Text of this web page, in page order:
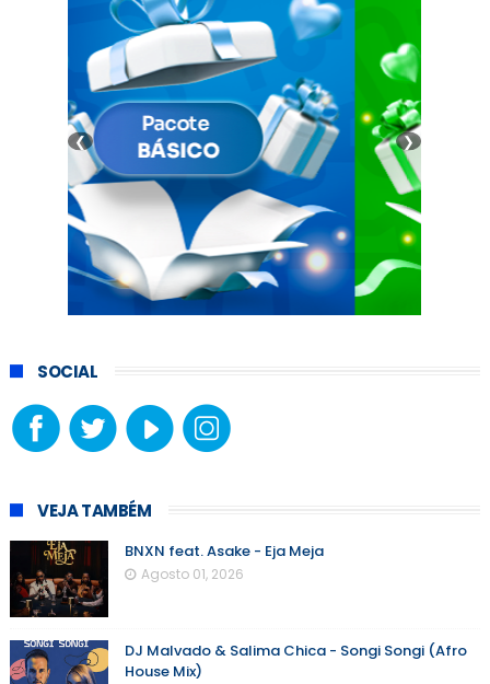
❮ ❯
SOCIAL
VEJA TAMBÉM
BNXN feat. Asake - Eja Meja
Agosto 01, 2026
DJ Malvado & Salima Chica - Songi Songi (Afro
House Mix)